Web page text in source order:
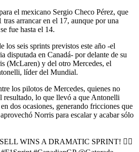
el mexicano Sergio Checo Pérez, que
arrancar en el 17, aunque por una
fue hasta el 14.
los seis sprints previstos este año -el
disputada en Canadá- por delante de su
(McLaren) y del otro Mercedes, el
líder del Mundial.
los pilotos de Mercedes, quienes no
resultado, lo que llevó a que Antonelli
dos ocasiones, generando fricciones que
Norris para escalar y acabar sólo
WINS A DRAMATIC SPRINT! 😮‍💨